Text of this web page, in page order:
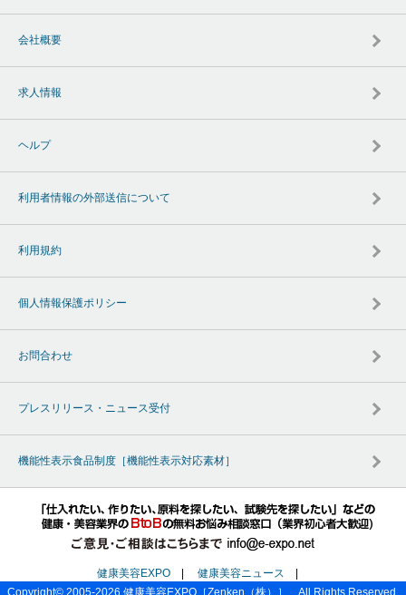
会社概要
求人情報
ヘルプ
利用者情報の外部送信について
利用規約
個人情報保護ポリシー
お問合わせ
プレスリリース・ニュース受付
機能性表示食品制度［機能性表示対応素材］
健康美容EXPO 健康美容ニュース